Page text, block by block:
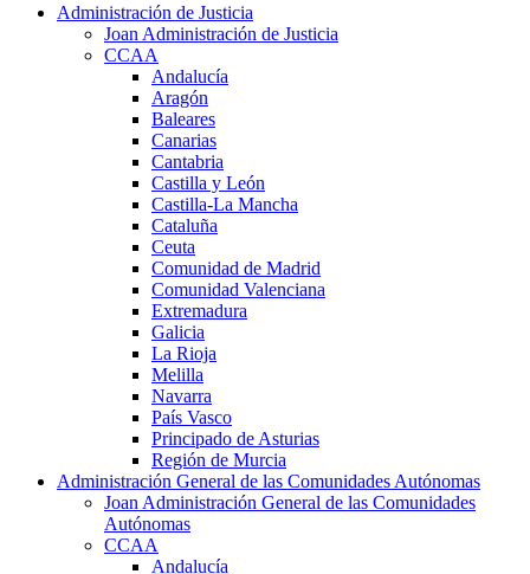
Administración de Justicia
Joan Administración de Justicia
CCAA
Andalucía
Aragón
Baleares
Canarias
Cantabria
Castilla y León
Castilla-La Mancha
Cataluña
Ceuta
Comunidad de Madrid
Comunidad Valenciana
Extremadura
Galicia
La Rioja
Melilla
Navarra
País Vasco
Principado de Asturias
Región de Murcia
Administración General de las Comunidades Autónomas
Joan Administración General de las Comunidades
Autónomas
CCAA
Andalucía